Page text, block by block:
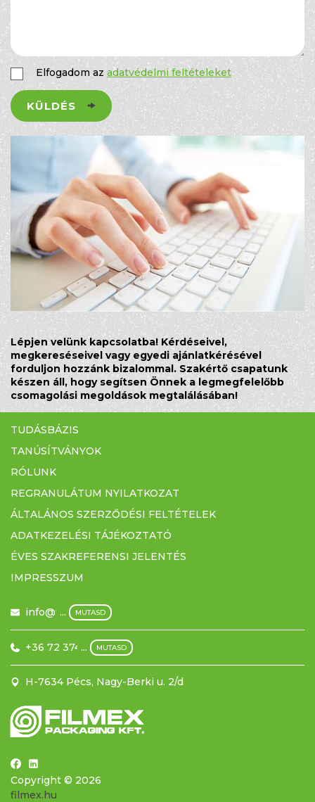
Elfogadom az adatvédelmi feltételeket
KÜLDÉS
Lépjen velünk kapcsolatba! Kérdéseivel,
megkereséseivel vagy egyedi ajánlatkérésével
forduljon hozzánk bizalommal. Szakértő csapatunk
készen áll, hogy segítsen Önnek a legmegfelelőbb
csomagolási megoldások megtalálásában!
TUDÁSBÁZIS
TANÚSÍTVÁNYOK
RÓLUNK
REGRANULÁTUM NYILATKOZAT
ÁLTALÁNOS SZERZŐDÉSI FELTÉTELEK
ADATKEZELÉSI TÁJÉKOZTATÓ
ÉVES SZAKREFERENSI JELENTÉS
IMPRESSZUM
info@filmex.hu
... MUTASD
+36 72 374 500
... MUTASD
H-7634 Pécs, Nagy-Berki u. 2/d
Copyright © 2026
filmex.hu